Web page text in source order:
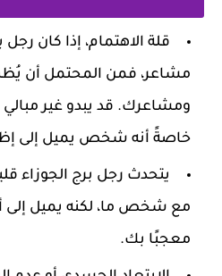
قلة الاهتمام، إذا كان
مشاعر، فمن المحتمل أن
ومشاعرك. قد يبدو غير مبالي
خاصةً أنه شخص يميل إلى
يتحدث رجل برج الجوزاء
مع شخص ما، لكنه يميل إلى
معجبًا بك.